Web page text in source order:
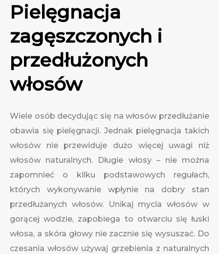
Pielęgnacja
zagęszczonych i
przedłużonych
włosów
Wiele osób decydując się na włosów przedłużanie
obawia się pielęgnacji. Jednak pielęgnacja takich
włosów nie przewiduje dużo więcej uwagi niż
włosów naturalnych. Długie włosy – nie można
zapomnieć o kilku podstawowych regułach,
których wykonywanie wpłynie na dobry stan
przedłużanych włosów. Unikaj mycia włosów w
gorącej wodzie, zapobiega to otwarciu się łuski
włosa, a skóra głowy nie zacznie się wysuszać. Do
czesania włosów używaj grzebienia z naturalnych